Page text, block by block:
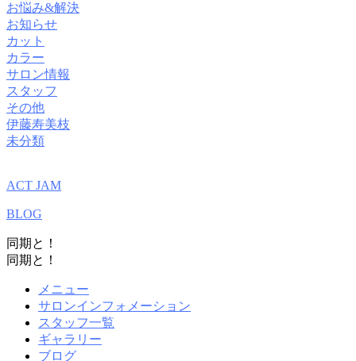
お悩み&解決
お知らせ
カット
カラー
サロン情報
スタッフ
その他
伊藤寿美枝
未分類
ACT JAM
BLOG
同期と！
同期と！
メニュー
サロンインフォメーション
スタッフ一覧
ギャラリー
ブログ